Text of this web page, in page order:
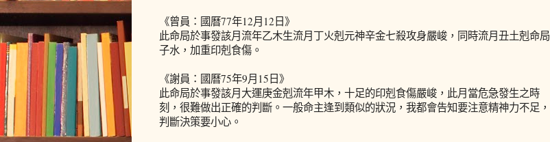
《曾員：國曆77年12月12日》
此命局於事發該月流年乙木生流月丁火剋元神辛金七殺攻身嚴峻，同時流月丑土剋命局
子水，加重印剋食傷。
《謝員：國曆75年9月15日》
此命局於事發該月大運庚金剋流年甲木，十足的印剋食傷嚴峻，此月當危急發生之時
刻，很難做出正確的判斷。一般命主逢到類似的狀況，我都會告知要注意精神力不足，
判斷決策要小心。